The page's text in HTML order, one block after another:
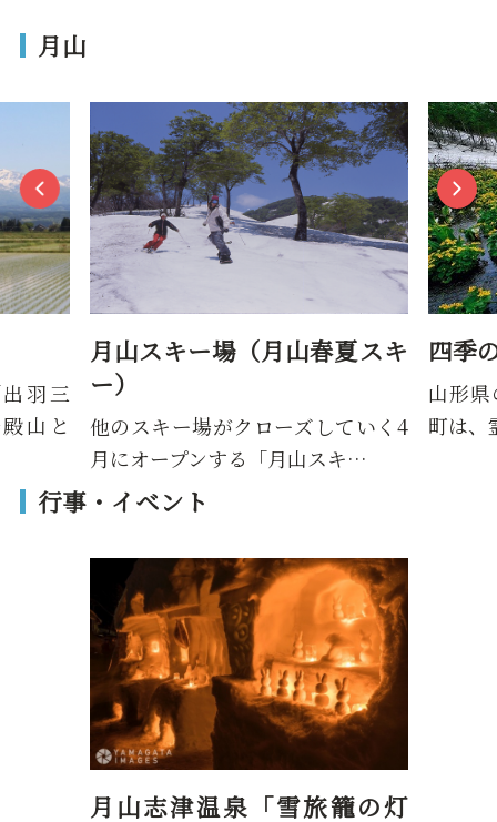
月山
春夏スキ
ズしていく4
四季の「月山トレッキング」
山形県のほぼ中央に位置する西川
町は、霊峰月山に見守られた町…
行事・イベント
月山志津温泉「雪旅籠の灯